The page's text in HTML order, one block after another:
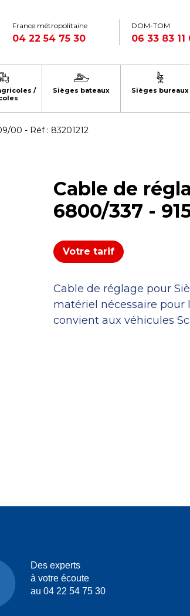
France métropolitaine
04 22 54 75 30
DOM-TOM
06 33 83 11
/
Sièges bateaux Sièges bureaux
00 - Réf : 83201212
Cable de
6800/337 -
Votre tarif
Cable de réglage pour
matériel nécessaire pour
convient aux véhicules
Des experts
à votre écoute
au 04 22 54 75 30